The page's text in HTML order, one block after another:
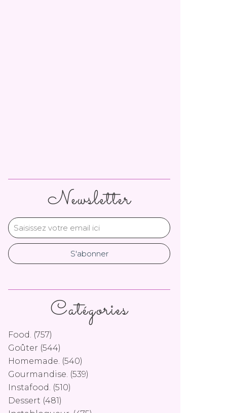
Newsletter
Catégories
Food. (757)
Goûter (544)
Homemade. (540)
Gourmandise. (539)
Instafood. (510)
Dessert (481)